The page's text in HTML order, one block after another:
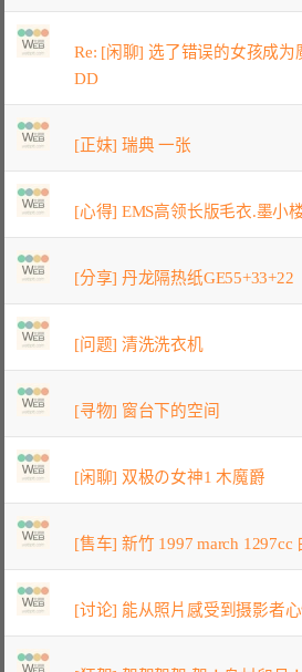
Re: [闲聊] 选了错误的女孩成
DD
[正妹] 瑞典 一张
[心得] EMS高领长版毛衣.墨小
[分享] 丹龙隔热纸GE55+33+22
[问题] 清洗洗衣机
[寻物] 窗台下的空间
[闲聊] 双极の女神1 木魔爵
[售车] 新竹 1997 march 1297cc
[讨论] 能从照片感受到摄影者